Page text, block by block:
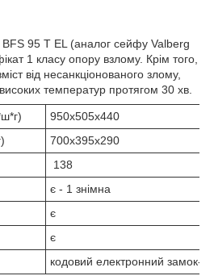
BFS 95 T EL (аналог сейфу Valberg
1 класу опору взлому. Крім того,
від несанкціонованого злому,
температур протягом 30 хв.
950х505х440
700х395х290
138
є - 1 знімна
є
є
кодовий електронний замок-